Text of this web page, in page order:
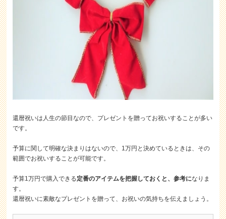
還暦祝いは人生の節目なので、プレゼントを贈ってお祝いすることが多い
です。
予算に関して明確な決まりはないので、1万円と決めているときは、その
範囲でお祝いすることが可能です。
予算1万円で購入できる定番のアイテムを把握しておくと、参考になりま
す。
還暦祝いに素敵なプレゼントを贈って、お祝いの気持ちを伝えましょう。